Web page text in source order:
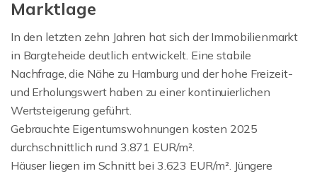
Marktlage
In den letzten zehn Jahren hat sich der Immobilienmarkt
in Bargteheide deutlich entwickelt. Eine stabile
Nachfrage, die Nähe zu Hamburg und der hohe Freizeit-
und Erholungswert haben zu einer kontinuierlichen
Wertsteigerung geführt.
Gebrauchte Eigentumswohnungen kosten 2025
durchschnittlich rund 3.871 EUR/m².
Häuser liegen im Schnitt bei 3.623 EUR/m². Jüngere